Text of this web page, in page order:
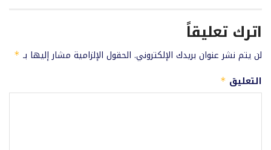
اترك تعليقاً
لن يتم نشر عنوان بريدك الإلكتروني. الحقول الإلزامية مشار إليها بـ *
التعليق *